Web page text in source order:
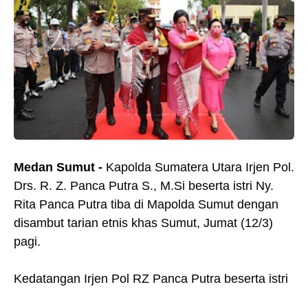
Medan Sumut - Kapolda Sumatera Utara Irjen Pol.
Drs. R. Z. Panca Putra S., M.Si beserta istri Ny.
Rita Panca Putra tiba di Mapolda Sumut dengan
disambut tarian etnis khas Sumut, Jumat (12/3)
pagi.
Kedatangan Irjen Pol RZ Panca Putra beserta istri